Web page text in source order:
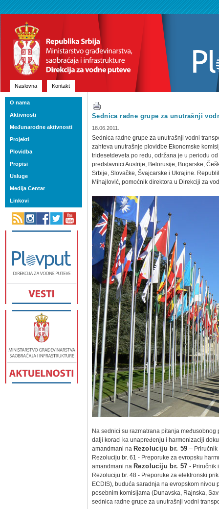
Naslovna Kontakt
Sednica radne grupe za unutrašnji
18.06.2011.
Sednica radne grupe za unutrašnji vodni
zahteva unutrašnje plovidbe Ekonomske
tridesetdeveta po redu, održana je u periodu
predstavnici Austrije, Belorusije, Bugarske,
Srbije, Slovačke, Švajcarske i Ukrajine.
Mihajlović, pomoćnik direktora u Direkciji za
Na sednici su razmatrana pitanja
dalji koraci ka unapređenju i harmonizaciji
amandmani na Rezoluciju br. 59 –
Rezoluciju br. 61 - Preporuke za evropsku
amandmani na Rezoluciju br. 57 - Priručnik
Rezoluciju br. 48 - Preporuke za elektronski
ECDIS), buduća saradnja na evropskom
posebnim komisijama (Dunavska, Rajnska,
sednica radne grupe za unutrašnji vodni
O nama
Aktivnosti
Međunarodne aktivnosti
Projekti
Plovidba
Propisi
Usluge
Medija Centar
Linkovi